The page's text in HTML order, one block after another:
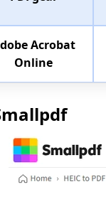
Acrobat
Online